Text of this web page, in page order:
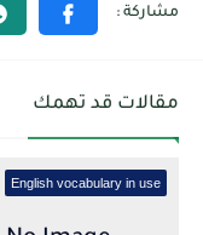
مقالات قد تهمك
English vocabulary in use